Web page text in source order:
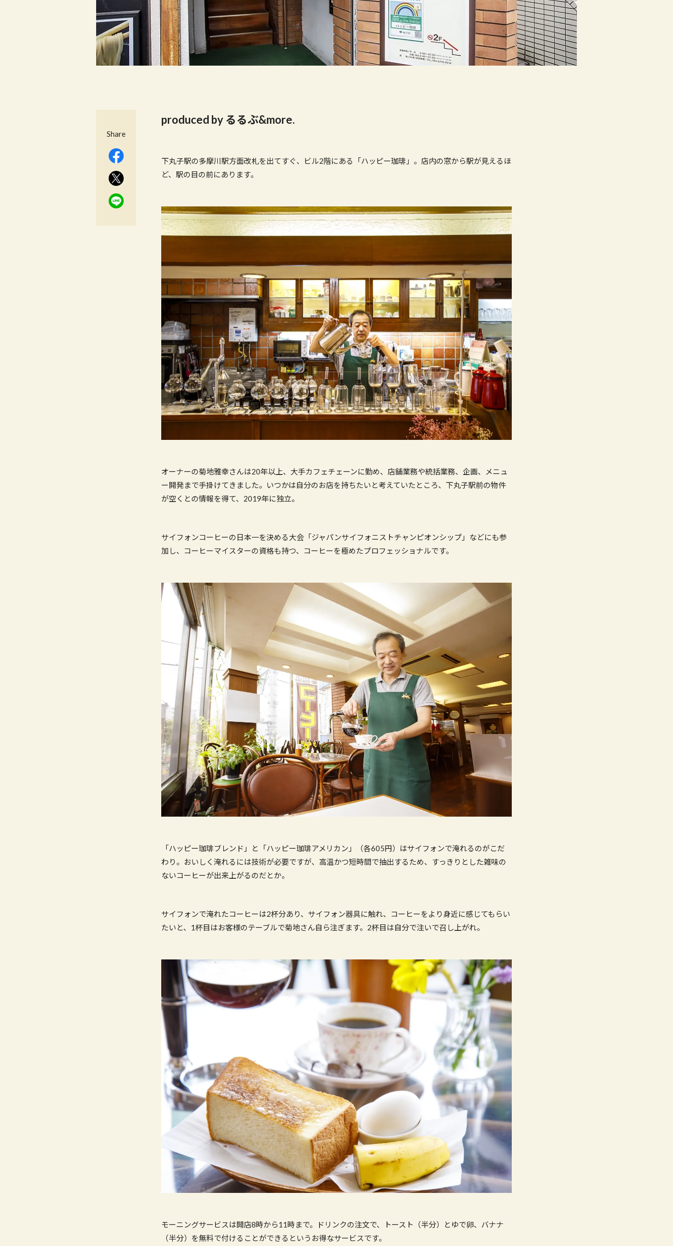
produced by るるぶ&more.
下丸子駅の多摩川駅方面改札を出てすぐ、ビル2階にある「ハッピー珈琲」。店内の窓から駅が見えるほ
ど、駅の目の前にあります。
オーナーの菊地雅幸さんは20年以上、大手カフェチェーンに勤め、店舗業務や統括業務、企画、メニュ
ー開発まで手掛けてきました。いつかは自分のお店を持ちたいと考えていたところ、下丸子駅前の物件
が空くとの情報を得て、2019年に独立。
サイフォンコーヒーの日本一を決める大会「ジャパンサイフォニストチャンピオンシップ」などにも参
加し、コーヒーマイスターの資格も持つ、コーヒーを極めたプロフェッショナルです。
「ハッピー珈琲ブレンド」と「ハッピー珈琲アメリカン」（各605円）はサイフォンで淹れるのがこだ
わり。おいしく淹れるには技術が必要ですが、高温かつ短時間で抽出するため、すっきりとした雑味の
ないコーヒーが出来上がるのだとか。
サイフォンで淹れたコーヒーは2杯分あり、サイフォン器具に触れ、コーヒーをより身近に感じてもらい
たいと、1杯目はお客様のテーブルで菊地さん自ら注ぎます。2杯目は自分で注いで召し上がれ。
モーニングサービスは開店8時から11時まで。ドリンクの注文で、トースト（半分）とゆで卵、バナナ
（半分）を無料で付けることができるというお得なサービスです。
Share